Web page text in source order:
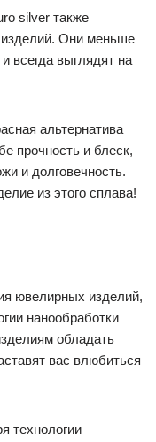
silver также
изделий. Они меньше
всегда выглядят на
альтернатива
прочность и блеск,
и долговечность.
из этого сплава!
ювелирных изделий,
нанообработки
обладать
вас влюбиться
технологии